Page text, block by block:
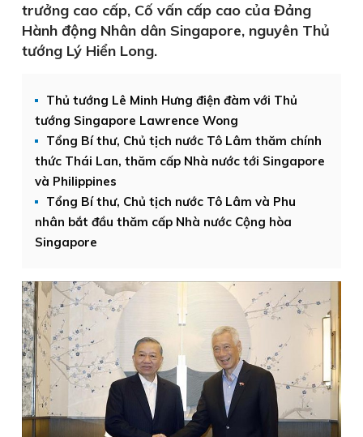
trưởng cao cấp, Cố vấn cấp cao của Đảng
Hành động Nhân dân Singapore, nguyên Thủ
tướng Lý Hiển Long.
Thủ tướng Lê Minh Hưng điện đàm với Thủ
tướng Singapore Lawrence Wong
Tổng Bí thư, Chủ tịch nước Tô Lâm thăm chính
thức Thái Lan, thăm cấp Nhà nước tới Singapore
và Philippines
Tổng Bí thư, Chủ tịch nước Tô Lâm và Phu
nhân bắt đầu thăm cấp Nhà nước Cộng hòa
Singapore